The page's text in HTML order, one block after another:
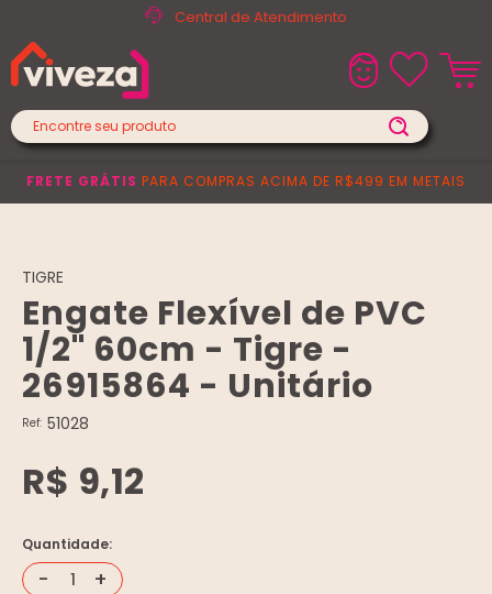
Central de Atendimento
FRETE GRÁTIS PARA COMPRAS ACIMA DE R$499 EM METAIS
TIGRE
Engate Flexível de PVC
1/2" 60cm - Tigre -
26915864 - Unitário
Ref: 51028
R$ 9,12
Quantidade:
- +